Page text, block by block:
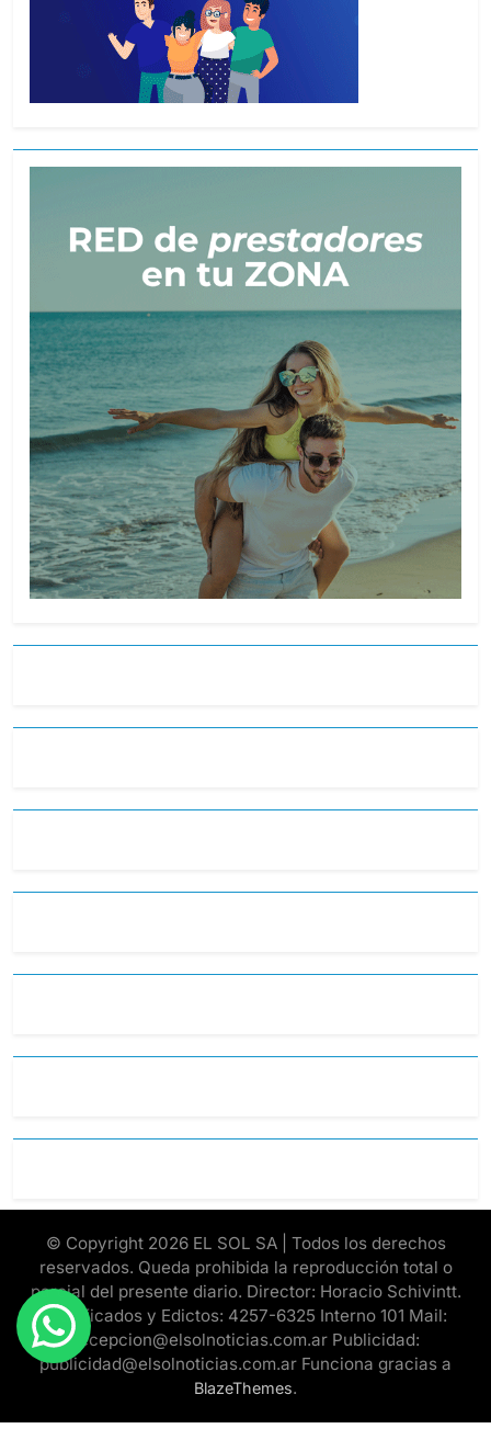
© Copyright 2026 EL SOL SA | Todos los derechos
reservados. Queda prohibida la reproducción total o
parcial del presente diario. Director: Horacio Schivintt.
Clasificados y Edictos: 4257-6325 Interno 101 Mail:
recepcion@elsolnoticias.com.ar Publicidad:
publicidad@elsolnoticias.com.ar Funciona gracias a
BlazeThemes.